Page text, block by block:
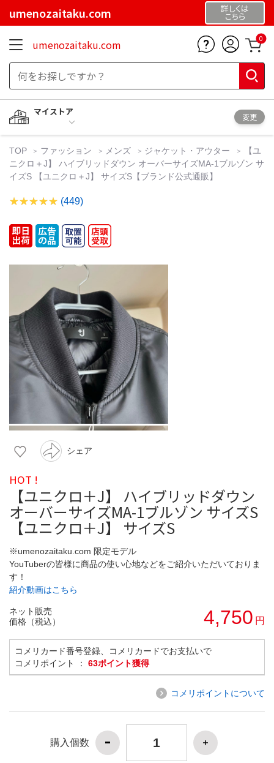
umenozaitaku.com 詳しくは
こちら
umenozaitaku.com 0
マイストア
変更
TOP ファッション メンズ ジャケット・アウター
【ユ
ニクロ＋J】 ハイブリッドダウン オーバーサイズMA-1ブルゾン サ
イズS 【ユニクロ＋J】 サイズS【ブランド公式通販】
(449)
シェア
HOT !
【ユニクロ＋J】 ハイブリッドダウン
オーバーサイズMA-1ブルゾン サイズS
【ユニクロ＋J】 サイズS
※umenozaitaku.com 限定モデル
YouTuberの皆様に商品の使い心地などをご紹介いただいておりま
す！
紹介動画はこちら
ネット販売
価格（税込）
4,750 円
コメリカード番号登録、コメリカードでお支払いで
コメリポイント ： 63ポイント獲得
コメリポイントについて
購入個数